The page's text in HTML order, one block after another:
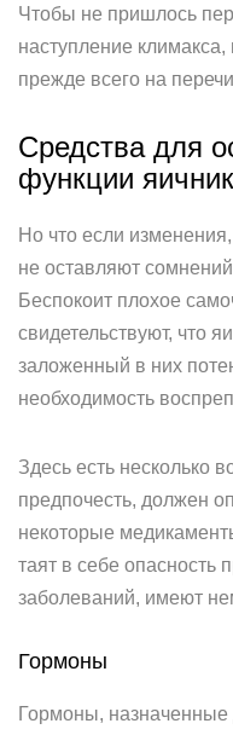
Чтобы не пришлось
наступление
прежде всего на
Средства для
функции
Но что если
не оставляют
Беспокоит плохое
свидетельствуют, что
заложенный в них
необходимость
Здесь есть несколько
предпочесть, должен
некоторые
таят в себе опасность
заболеваний, имеют
Гормоны
Гормоны,